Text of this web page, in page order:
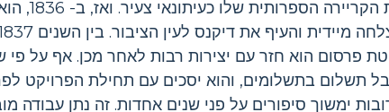
הספרותית שלו כעיתונאי צעיר. ואז, ב- 1836, הוא התכווץ לפרסם את
מיידית והעיף את דיקנס לעין הציבור. בין השנים 1837 ו 1839, דיקנס פרסם את
פרסום הוא חזר עם יצירות רבות לאחר מכן. אף על
תשלום בתשלומים, והוא יסכים עם תחילת הפרויקט
ימשוך סיפורים על פני שנים אחדות. זה נתן